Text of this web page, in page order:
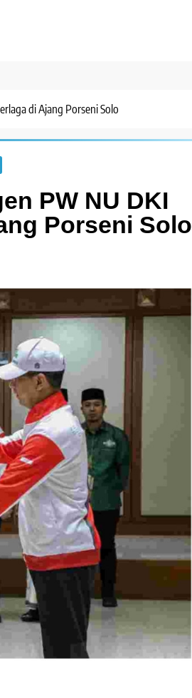
di Ajang Porseni Solo
PW NU DKI
Porseni Solo